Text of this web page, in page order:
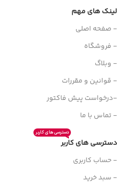
لینک های مهم
- صفحه اصلی
- فروشگاه
- وبلاگ
- قوانین و مقررات
-درخواست پیش فاکتور
- تماس با ما
دسترسی های کاربر
دسترسی های کاربر
- حساب کاربری
- سبد خرید